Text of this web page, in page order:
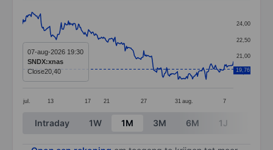
Line chart with 295 data points.
The chart has 1 X axis displaying categories.
The chart has 1 Y axis displaying values. Data
jul. 13 17 21 27 31 aug. 7
19,50
21,00
22,50
24,00
19,76
07-aug-2026 19:30
SNDX:xnas
Close20,40
End of interactive chart.
Intraday 1W 1M 3M 6M 1J